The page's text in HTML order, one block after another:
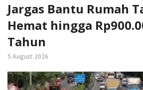
Jargas Bantu Rumah
Hemat hingga
Tahun
5 August 2026